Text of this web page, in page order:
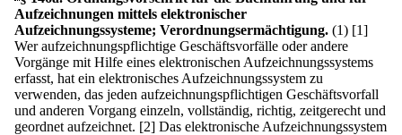
Aufzeichnungen mittels elektronischer
Aufzeichnungssysteme; Verordnungsermächtigung. (1) [1]
Wer aufzeichnungspflichtige Geschäftsvorfälle oder andere
Vorgänge mit Hilfe eines elektronischen Aufzeichnungssystems
erfasst, hat ein elektronisches Aufzeichnungssystem zu
verwenden, das jeden aufzeichnungspflichtigen Geschäftsvorfall
und anderen Vorgang einzeln, vollständig, richtig, zeitgerecht und
geordnet aufzeichnet. [2] Das elektronische Aufzeichnungssystem